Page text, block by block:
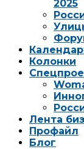
2025
Колонки
Лента
Профайл
Блог